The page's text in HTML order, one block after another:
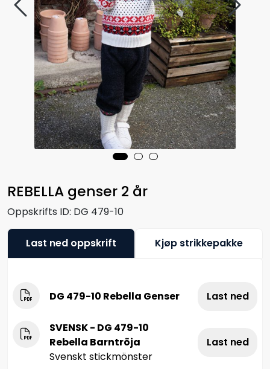
REBELLA genser 2 år
Oppskrifts ID: DG 479-10
Last ned oppskrift Kjøp strikkepakke
DG 479-10 Rebella Genser Last ned
SVENSK - DG 479-10
Rebella Barntröja
Svenskt stickmönster
Last ned